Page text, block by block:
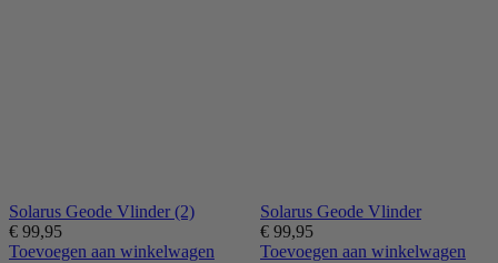
Solarus Geode Vlinder (2)
€ 99,95
Toevoegen aan winkelwagen
Solarus Geode Vlinder
€ 99,95
Toevoegen aan winkelwagen